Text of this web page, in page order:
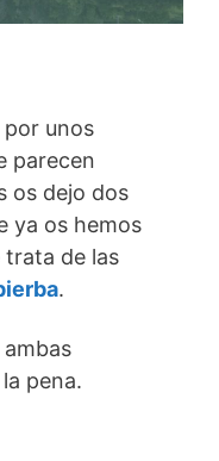
por unos
parecen
os dejo dos
ya os hemos
trata de las
.
pena.